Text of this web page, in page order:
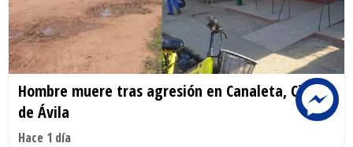
Hombre muere tras agresión en Canaleta, Ciego
de Ávila
Hace 1 día